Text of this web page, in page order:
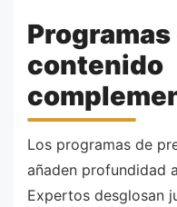
contenido
Los programas de
añaden profundidad
Expertos desglosan